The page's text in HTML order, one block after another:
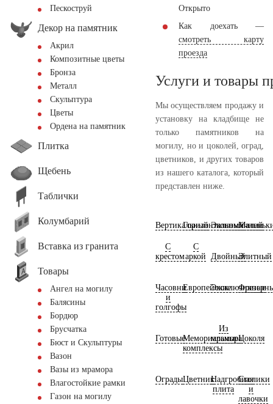
Пескоструй
Декор на памятник
Акрил
Композитные цветы
Бронза
Металл
Скульптура
Цветы
Ордена на памятник
Плитка
Щебень
Таблички
Колумбарий
Вставка из гранита
Товары
Ангел на могилу
Балясины
Бордюр
Брусчатка
Бюст и Скульптуры
Вазон
Вазы из мрамора
Влагостойкие рамки
Газон на могилу
Открыто
Как доехать —
смотреть карту
проезда
Услуги и товары
Мы осуществляем продажу и
установку на кладбище не
только памятников на
могилу, но и цоколей, оград,
цветников, и других товаров
из нашего каталога, который
представлен ниже.
ВертикальныйГоризонтальный
Экономичный
С
крестом
С
аркой
ДвойныйЭлитный
Часовни
и
голгофы
ЕвропейскиеЭксклюзивные
ГотовыеМемориальные
комплексы
Из
мрамораЦоколя
ОградыЦветникНадгробная
плита
Столики
и
лавочки